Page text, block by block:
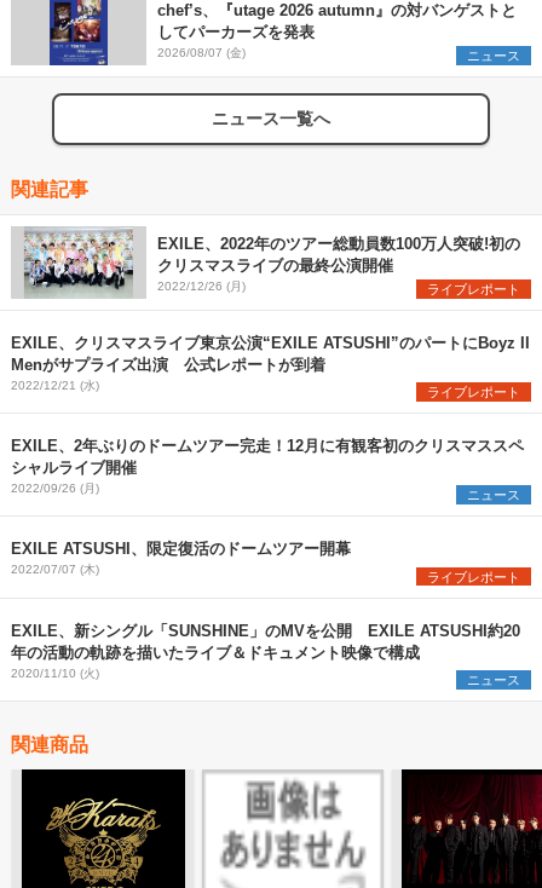
chef’s、『utage 2026 autumn』の対バンゲストと
してパーカーズを発表
2026/08/07 (金) ニュース
ニュース一覧へ
関連記事
EXILE、2022年のツアー総動員数100万人突破!初の
クリスマスライブの最終公演開催
2022/12/26 (月) ライブレポート
EXILE、クリスマスライブ東京公演“EXILE ATSUSHI”のパートにBoyz II
Menがサプライズ出演 公式レポートが到着
2022/12/21 (水) ライブレポート
EXILE、2年ぶりのドームツアー完走！12月に有観客初のクリスマススペ
シャルライブ開催
2022/09/26 (月) ニュース
EXILE ATSUSHI、限定復活のドームツアー開幕
2022/07/07 (木) ライブレポート
EXILE、新シングル「SUNSHINE」のMVを公開 EXILE ATSUSHI約20
年の活動の軌跡を描いたライブ＆ドキュメント映像で構成
2020/11/10 (火) ニュース
関連商品